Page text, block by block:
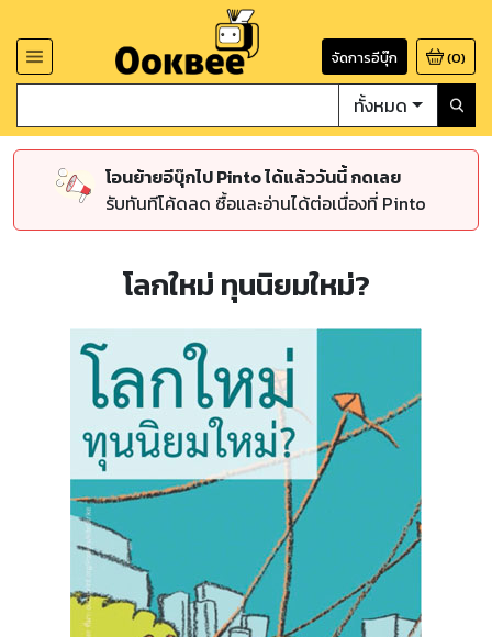
จัดการอีบุ๊ก (0)
ทั้งหมด
โอนย้ายอีบุ๊กไป Pinto ได้แล้ววันนี้ กดเลย
รับทันทีโค้ดลด ซื้อและอ่านได้ต่อเนื่องที่ Pinto
โลกใหม่ ทุนนิยมใหม่?